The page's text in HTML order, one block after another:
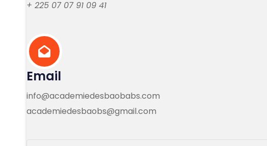
+ 225 07 07 91 09 41
Email
info@academiedesbaobabs.com
academiedesbaobs@gmail.com